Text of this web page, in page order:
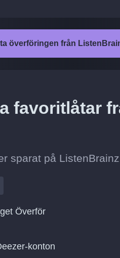
överföringen från
favoritlåtar
sparat på
Överför
konton